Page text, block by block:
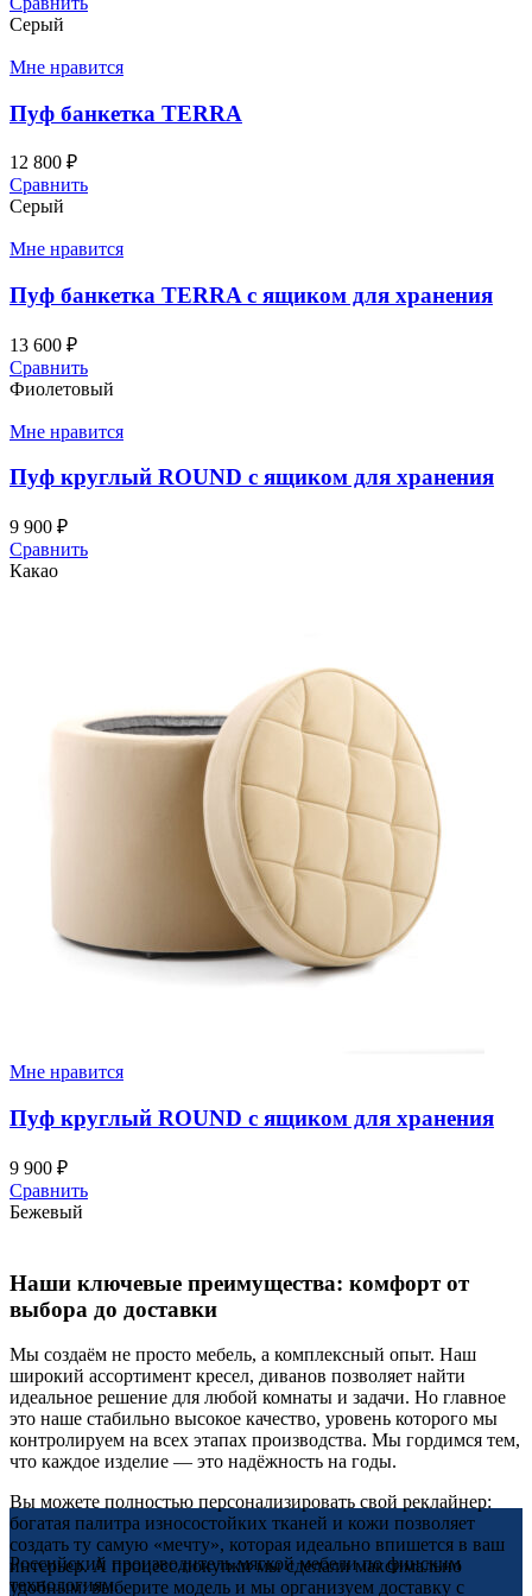
Серый
Мне нравится
Пуф банкетка TERRA
12 800 ₽
Сравнить
Серый
Мне нравится
Пуф банкетка TERRA с ящиком для хранения
13 600 ₽
Сравнить
Фиолетовый
Мне нравится
Пуф круглый ROUND с ящиком для хранения
9 900 ₽
Сравнить
Какао
Мне нравится
Пуф круглый ROUND с ящиком для хранения
9 900 ₽
Сравнить
Бежевый
Наши ключевые преимущества: комфорт от
выбора до доставки
Мы создаём не просто мебель, а комплексный опыт. Наш
широкий ассортимент кресел, диванов позволяет найти
идеальное решение для любой комнаты и задачи. Но главное
это наше стабильно высокое качество, уровень которого мы
контролируем на всех этапах производства. Мы гордимся тем,
что каждое изделие — это надёжность на годы.
Вы можете полностью персонализировать свой реклайнер:
богатая палитра износостойких тканей и кожи позволяет
создать ту самую «мечту», которая идеально впишется в ваш
интерьер. А процесс покупки мы сделали максимально
удобным: выберите модель и мы организуем доставку с
Российский производитель мягкой мебели по финским
технологиям.